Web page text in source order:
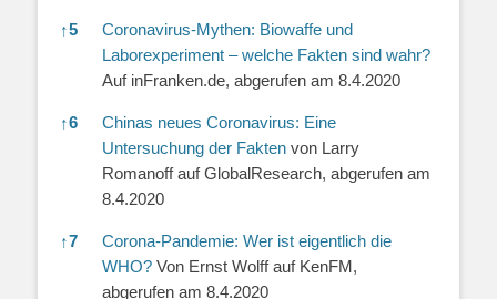
↑5
Coronavirus-Mythen: Biowaffe und
Laborexperiment – welche Fakten sind wahr?
Auf inFranken.de, abgerufen am 8.4.2020
↑6
Chinas neues Coronavirus: Eine
Untersuchung der Fakten von Larry
Romanoff auf GlobalResearch, abgerufen am
8.4.2020
↑7
Corona-Pandemie: Wer ist eigentlich die
WHO? Von Ernst Wolff auf KenFM,
abgerufen am 8.4.2020